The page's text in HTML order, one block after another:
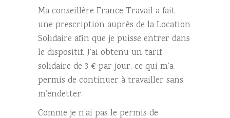
Ma conseillère France Travail a fait
une prescription auprès de la Location
Solidaire afin que je puisse entrer dans
le dispositif. J’ai obtenu un tarif
solidaire de 3 € par jour, ce qui m’a
permis de continuer à travailler sans
m’endetter.
Comme je n’ai pas le permis de